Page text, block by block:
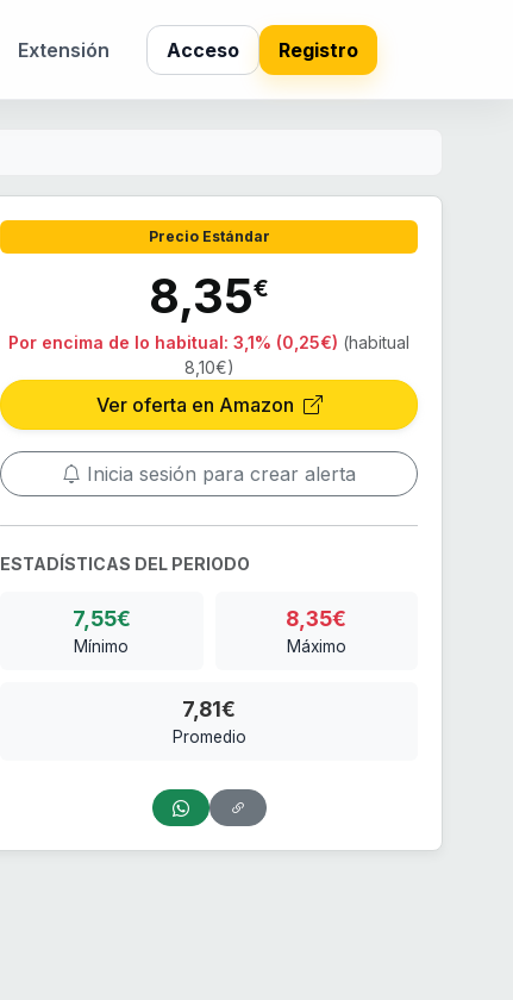
Extensión Acceso Registro
Precio Estándar
8,35€
Por encima de lo habitual: 3,1% (0,25€) (habitual
8,10€)
Ver oferta en Amazon
Inicia sesión para crear alerta
ESTADÍSTICAS DEL PERIODO
7,55€
Mínimo
8,35€
Máximo
7,81€
Promedio